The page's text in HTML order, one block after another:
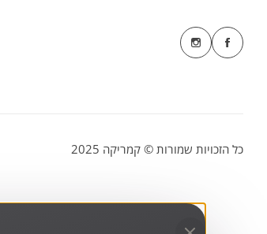
כל הזכויות שמורות © קמריקה 2025